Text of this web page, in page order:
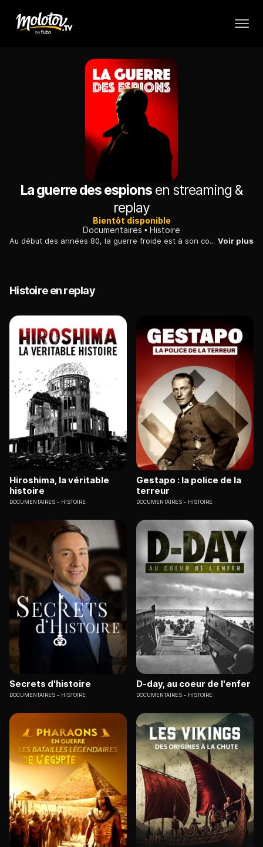
La guerre des espionsen streaming &
replay
Bientôt disponible
Documentaires
Histoire
Au début des années 80, la guerre froide est à son comble. Les deux blocs ennemis ayant cessé toute communication, seul l'espionnage permet désormais d'obtenir des informations. Voir plus
Histoire en replay
Hiroshima, la véritable
histoire
DOCUMENTAIRES HISTOIRE
Gestapo : la police de la
terreur
DOCUMENTAIRES HISTOIRE
Secrets d'histoire
DOCUMENTAIRES HISTOIRE
D-day, au coeur de l'enfer
DOCUMENTAIRES HISTOIRE